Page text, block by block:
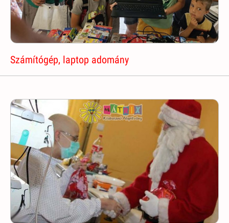
Számítógép, laptop adomány